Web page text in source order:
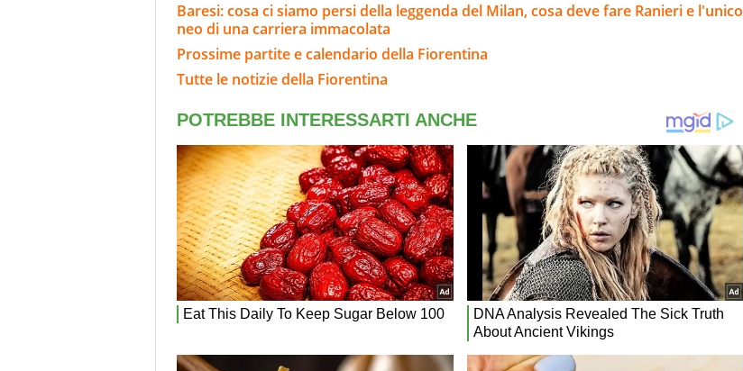
Baresi: cosa ci siamo persi della leggenda del Milan, cosa deve fare Ranieri e l'unico
neo di una carriera immacolata
Prossime partite e calendario della Fiorentina
Tutte le notizie della Fiorentina